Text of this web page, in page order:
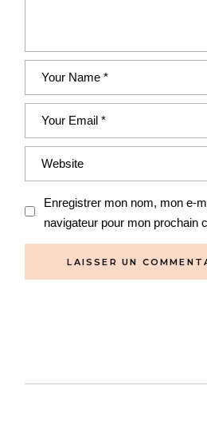
Enregistrer mon nom, mon e-
navigateur pour mon prochain
LAISSER UN